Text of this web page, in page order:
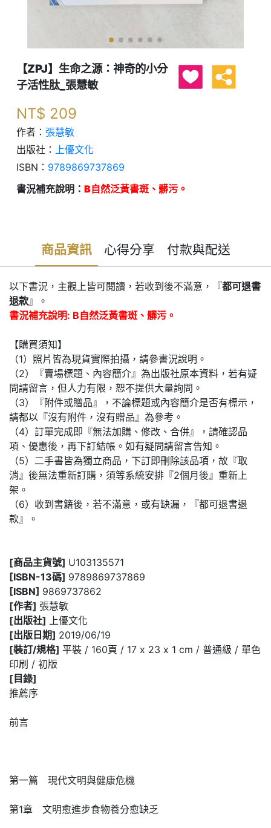
【ZPJ】生命之源：神奇的小分
子活性肽_張慧敏
NT$ 209
作者： 張慧敏
出版社：
上優文化
ISBN： 9789869737869
書況補充說明： B自然泛黃書斑、髒污。
商品資訊 心得分享 付款與配送
以下書況，主觀上皆可閱讀，若收到後不滿意，『都可退書
退款』。
書況補充說明: B自然泛黃書斑、髒污。
【購買須知】
（1）照片皆為現貨實際拍攝，請參書況說明。
（2）『賣場標題、內容簡介』為出版社原本資料，若有疑
問請留言，但人力有限，恕不提供大量詢問。
（3）『附件或贈品』，不論標題或內容簡介是否有標示，
請都以『沒有附件，沒有贈品』為參考。
（4）訂單完成即『無法加購、修改、合併』，請確認品
項、優惠後，再下訂結帳。如有疑問請留言告知。
（5）二手書皆為獨立商品，下訂即刪除該品項，故『取
消』後無法重新訂購，須等系統安排『2個月後』重新上
架。
（6）收到書籍後，若不滿意，或有缺漏，『都可退書退
款』。
[商品主貨號] U103135571
[ISBN-13碼] 9789869737869
[ISBN] 9869737862
[作者] 張慧敏
[出版社]
上優文化
[出版日期] 2019/06/19
[裝訂/規格] 平裝 / 160頁 / 17 x 23 x 1 cm / 普通級 / 單色
印刷 / 初版
[目錄]
推薦序
前言
第一篇 現代文明與健康危機
第1章 文明愈進步食物養分愈缺乏